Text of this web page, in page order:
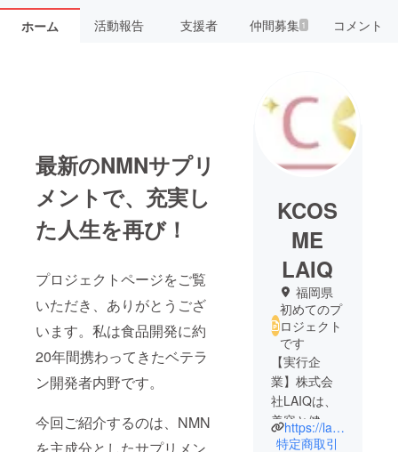
ホーム 活動報告 支援者 仲間募集 1 コメント
最新のNMNサプリ
メントで、充実し
た人生を再び！
プロジェクトページをご覧
いただき、ありがとうござ
います。私は食品開発に約
20年間携わってきたベテラ
ン開発者内野です。
今回ご紹介するのは、NMN
KCOS
ME
LAIQ
福岡県
初めてのプ
ロジェクト
です
【実行企
業】株式会
社LAIQは、
美容と健康
の専門家が
https://laiq.jp/
特定商取引